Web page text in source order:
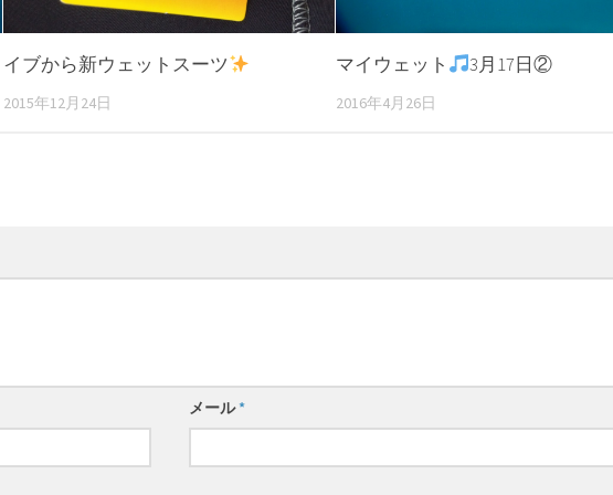
イブから新ウェットスーツ
2015年12月24日
マイウェット 3月17日②
2016年4月26日
メール*